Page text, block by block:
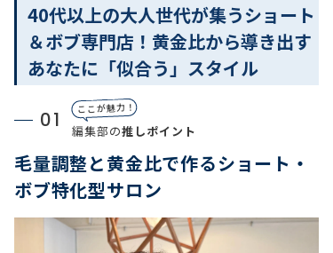
40代以上の大人世代が集うショート
＆ボブ専門店！黄金比から導き出す
あなたに「似合う」スタイル
01
ここが魅力！
編集部の推しポイント
毛量調整と黄金比で作るショート・
ボブ特化型サロン